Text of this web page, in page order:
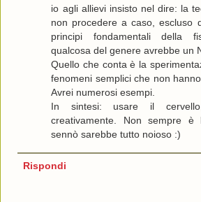
io agli allievi insisto nel dire: la
non procedere a caso, escluso
principi fondamentali della
qualcosa del genere avrebbe un
Quello che conta è la
fenomeni semplici che non
Avrei numerosi esempi.
In sintesi: usare il
creativamente. Non sempre è
sennò sarebbe tutto noioso :)
Rispondi